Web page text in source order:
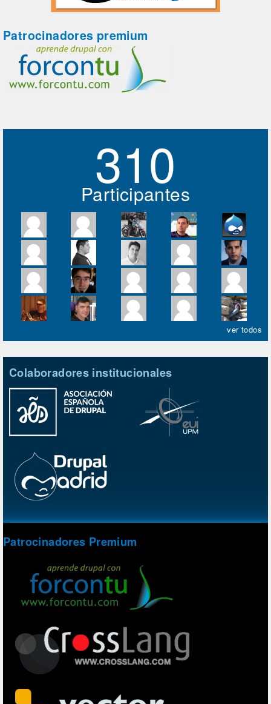
Patrocinadores premium
310
Participantes
ver todos
Colaboradores institucionales
Patrocinadores Premium